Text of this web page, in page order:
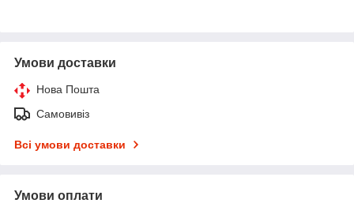
Умови доставки
Нова Пошта
Самовивіз
Всі умови доставки
Умови оплати